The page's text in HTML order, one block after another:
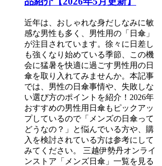
近年は、おしゃれな身だしなみに敏
感な男性も多く、男性用の「日傘」
が注目されています。徐々に日差し
も強くなり始めている季節、この機
会に猛暑を快適に過ごす男性用の日
傘を取り入れてみませんか。本記事
では、男性の日傘事情や、失敗しな
い選び方のポイントを紹介！2026年
おすすめの男性用日傘もピックアッ
プしているので「メンズの日傘って
どうなの？」と悩んでいる方や、購
入を検討されている方は参考にして
みてください。 三越伊勢丹オンライ
ンストア「メンズ日傘」一覧を見る